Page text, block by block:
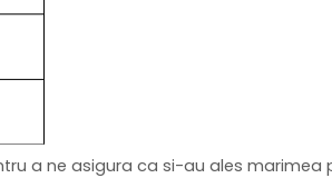
a ne asigura ca si-au ales marimea